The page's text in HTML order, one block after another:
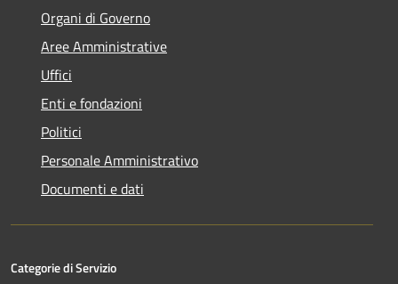
Organi di Governo
Aree Amministrative
Uffici
Enti e fondazioni
Politici
Personale Amministrativo
Documenti e dati
Categorie di Servizio